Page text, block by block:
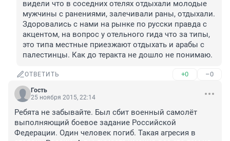
видели что в соседних отелях отдыхали молодые
мужчины с ранениями, залечивали раны, отдыхали.
Здоровались с нами на рынке по русски правда с
акцентом, на вопрос у отельного гида что за типы,
это типа местные приезжают отдыхать и арабы с
палестинцы. Как до теракта не дошло не понимаю.
ОТВЕТИТЬ +0 –0
Гость
25 ноября 2015, 22:14
Ребята не забывайте. Был сбит военный самолёт
выполняющий боевое задание Российской
Федерации. Один человек погиб. Такая агресия в